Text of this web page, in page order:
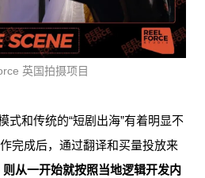
英国拍摄项目
式和传统的“短剧出海”有着明显不
完成后，通过翻译和买量投放来
从一开始就按照当地逻辑开发内